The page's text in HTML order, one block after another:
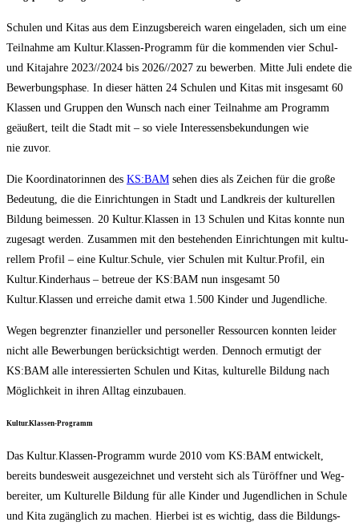
Schu­len und Kitas aus dem Ein­zugs­be­reich waren ein­ge­la­den, sich um eine
Teil­nah­me am Kultur.Klassen-Programm für die kom­men­den vier Schul-
und Kita­jah­re 2023/​/​2024 bis 2026/​/​2027 zu bewer­ben. Mit­te Juli ende­te die
Bewer­bungs­pha­se. In die­ser hät­ten 24 Schu­len und Kitas mit ins­ge­samt 60
Klas­sen und Grup­pen den Wunsch nach einer Teil­nah­me am Pro­gramm
geäu­ßert, teilt die Stadt mit – so vie­le Inter­es­sens­be­kun­dun­gen wie
nie zuvor.
Die Koor­di­na­to­rin­nen des KS:BAM sehen dies als Zei­chen für die gro­ße
Bedeu­tung, die die Ein­rich­tun­gen in Stadt und Land­kreis der kul­tu­rel­len
Bil­dung bei­mes­sen. 20 Kultur.Klassen in 13 Schu­len und Kitas konn­te nun
zuge­sagt wer­den. Zusam­men mit den bestehen­den Ein­rich­tun­gen mit kul­tu­
rel­lem Pro­fil – eine Kultur.Schule, vier Schu­len mit Kultur.Profil, ein
Kultur.Kinderhaus – betreue der KS:BAM nun ins­ge­samt 50
Kultur.Klassen und errei­che damit etwa 1.500 Kin­der und Jugendliche.
Wegen begrenz­ter finan­zi­el­ler und per­so­nel­ler Res­sour­cen konn­ten lei­der
nicht alle Bewer­bun­gen berück­sich­tigt wer­den. Den­noch ermu­tigt der
KS:BAM alle inter­es­sier­ten Schu­len und Kitas, kul­tu­rel­le Bil­dung nach
Mög­lich­keit in ihren All­tag einzubauen.
Kultur.Klassen-Programm
Das Kultur.Klassen-Programm wur­de 2010 vom KS:BAM ent­wi­ckelt,
bereits bun­des­weit aus­ge­zeich­net und ver­steht sich als Tür­öff­ner und Weg­
be­rei­ter, um Kul­tu­rel­le Bil­dung für alle Kin­der und Jugend­li­chen in Schu­le
und Kita zugäng­lich zu machen. Hier­bei ist es wich­tig, dass die Bil­dungs­